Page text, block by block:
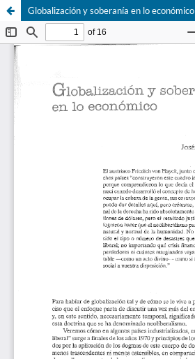
Globalización y soberanía en lo económico